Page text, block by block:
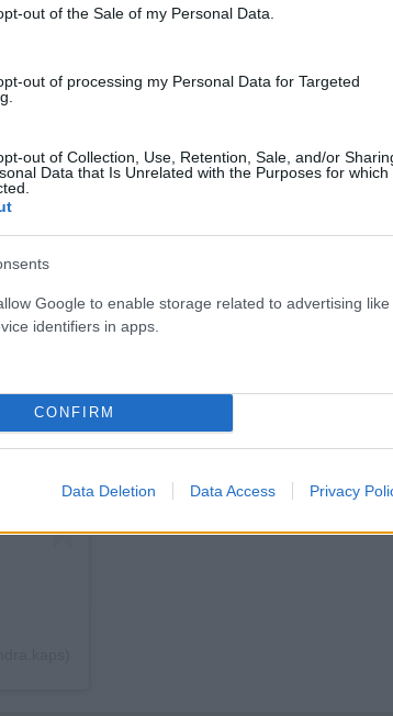
out of the Sale of my Personal Data.
out of processing my Personal Data for Targeted
out of Collection, Use, Retention, Sale, and/or
Data that Is Unrelated with the Purposes for which
Google to enable storage related to advertising
identifiers in apps.
CONFIRM
Data Deletion Data Access Privacy